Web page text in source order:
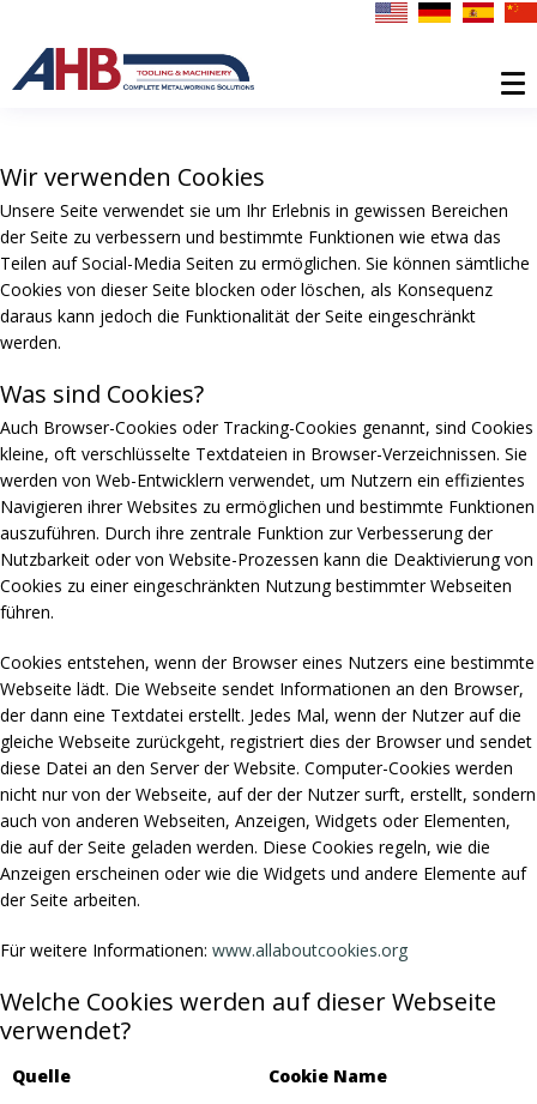
Wir verwenden Cookies
Unsere Seite verwendet sie um Ihr Erlebnis in gewissen Bereichen
der Seite zu verbessern und bestimmte Funktionen wie etwa das
Teilen auf Social-Media Seiten zu ermöglichen. Sie können sämtliche
Cookies von dieser Seite blocken oder löschen, als Konsequenz
daraus kann jedoch die Funktionalität der Seite eingeschränkt
werden.
Was sind Cookies?
Auch Browser-Cookies oder Tracking-Cookies genannt, sind Cookies
kleine, oft verschlüsselte Textdateien in Browser-Verzeichnissen. Sie
werden von Web-Entwicklern verwendet, um Nutzern ein effizientes
Navigieren ihrer Websites zu ermöglichen und bestimmte Funktionen
auszuführen. Durch ihre zentrale Funktion zur Verbesserung der
Nutzbarkeit oder von Website-Prozessen kann die Deaktivierung von
Cookies zu einer eingeschränkten Nutzung bestimmter Webseiten
führen.
Cookies entstehen, wenn der Browser eines Nutzers eine bestimmte
Webseite lädt. Die Webseite sendet Informationen an den Browser,
der dann eine Textdatei erstellt. Jedes Mal, wenn der Nutzer auf die
gleiche Webseite zurückgeht, registriert dies der Browser und sendet
diese Datei an den Server der Website. Computer-Cookies werden
nicht nur von der Webseite, auf der der Nutzer surft, erstellt, sondern
auch von anderen Webseiten, Anzeigen, Widgets oder Elementen,
die auf der Seite geladen werden. Diese Cookies regeln, wie die
Anzeigen erscheinen oder wie die Widgets und andere Elemente auf
der Seite arbeiten.
Für weitere Informationen: www.allaboutcookies.org
Welche Cookies werden auf dieser Webseite
verwendet?
Quelle Cookie Name